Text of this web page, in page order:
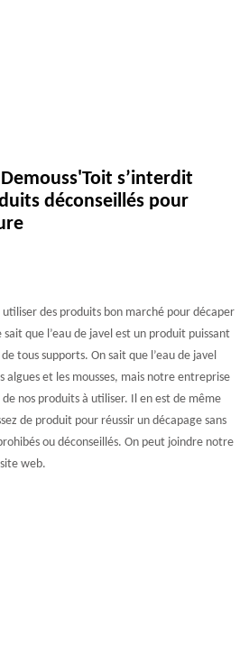
s’interdit
déconseillés pour
des produits bon marché pour décaper
que l’eau de javel est un produit puissant
tous supports. On sait que l’eau de javel
et les mousses, mais notre entreprise
nos produits à utiliser. Il en est de même
de produit pour réussir un décapage sans
ou déconseillés. On peut joindre notre
web.